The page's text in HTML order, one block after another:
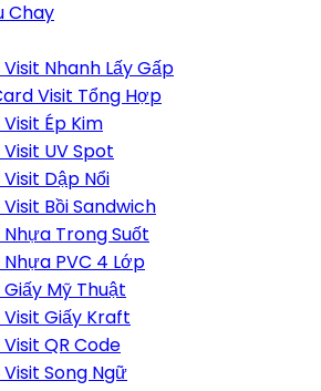
Chay
Nhanh Lấy Gấp
Visit Tổng Hợp
Ép Kim
UV Spot
Dập Nổi
Bồi Sandwich
Nhựa Trong Suốt
PVC 4 Lớp
Mỹ Thuật
Visit Giấy Kraft
QR Code
Song Ngữ